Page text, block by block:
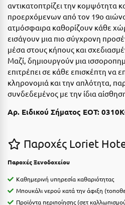
Ελάτη Αρκαδίας
Ελληνικό Αρκαδίας
Ελούντα Κρήτης
Ερέτρια
Ερμιόνη
Ζ
Ζαγοροχώρια
Ζάκυνθος
αντικατοπτρίζει την κομψότητα
προερχόμενων από τον 19ο
ατμόσφαιρα καθορίζουν κάθε
εισάγουν μια πιο σύγχρονη
μέσα στους κήπους και
Μαζί, δημιουργούν μια
επιτρέπει σε κάθε επισκέπτη να
κληρονομιά και την απλότητα,
συνδεδεμένος με την ίδια
Αρ. Ειδικού Σήματος ΕΟΤ:
Παροχές Loriet
Παροχές Ξενοδοχείου
Καθημερινή υπηρεσία καθαριότητας
Μπουκάλι νερού κατά την άφιξη
Προϊόντα περιποίησης (σετ